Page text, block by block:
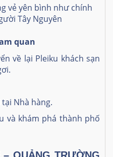
vẻ yên bình như chính
Tây Nguyên
quan
về lại Pleiku khách sạn
Nhà hàng.
và khám phá thành phố